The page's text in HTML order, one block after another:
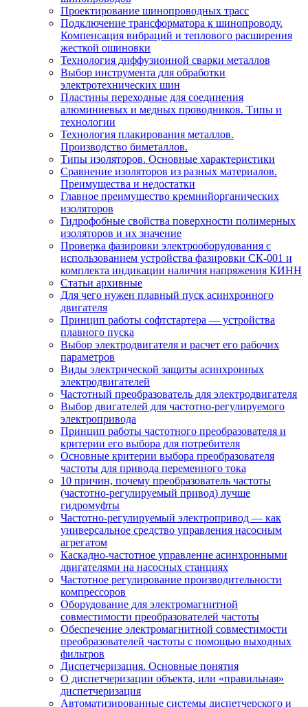
Проектирование шинопроводных трасс
Подключение трансформатора к шинопроводу.
Компенсация вибраций и теплового расширения
жесткой ошиновки
Технология диффузионной сварки металлов
Выбор инструмента для обработки
электротехнических шин
Пластины переходные для соединения
алюминиевых и медных проводников. Типы и
технологии
Технология плакирования металлов.
Производство биметаллов.
Типы изоляторов. Основные характеристики
Сравнение изоляторов из разных материалов.
Преимущества и недостатки
Главное преимущество кремнийорганических
изоляторов
Гидрофобные свойства поверхности поли мерных
изоляторов и их значение
Проверка фазировки электрооборудования с
использованием устройства фазировки СК-001 и
комплекта индикации наличия напряжения КИНН
Статьи архивные
Для чего нужен плавный пуск асинхронного
двигателя
Принцип работы софтстартера — устройства
плавного пуска
Выбор электродвигателя и расчет его рабочих
параметров
Виды электрической защиты асинхронных
электродвигателей
Частотный преобразователь для электродвигателя
Выбор двигателей для частотно-регулируемого
электропривода
Принцип работы частотного преобразователя и
критерии его выбора для потребителя
Основные критерии выбора преобразователя
частоты для привода переменного тока
10 причин, почему преобразователь частоты
(частотно-регулируемый привод) лучше
гидромуфты
Частотно-регулируемый электропривод — как
универсальное средство управления насосным
агрегатом
Каскадно-частотное управление асинхронными
двигателями на насосных станциях
Частотное регулирование производительности
компрессоров
Оборудование для электромагнитной
совместимости преобразователей частоты
Обеспечение электромагнитной совместимости
преобразователей частоты с помощью выходных
фильтров
Диспетчеризация. Основные понятия
О диспетчеризации объекта, или «правильная»
диспетчеризация
Автоматизированные системы диспетчерского и